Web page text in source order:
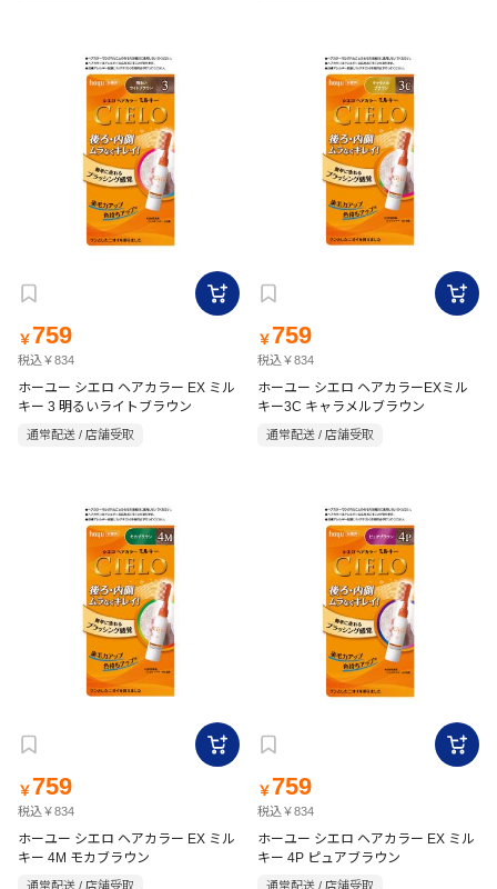
￥ 759
税込￥834
ホーユー シエロ ヘアカラー EX ミル
キー 3 明るいライトブラウン
通常配送 / 店舗受取
￥ 759
税込￥834
ホーユー シエロ ヘアカラーEXミル
キー3C キャラメルブラウン
通常配送 / 店舗受取
￥ 759
税込￥834
ホーユー シエロ ヘアカラー EX ミル
キー 4M モカブラウン
通常配送 / 店舗受取
￥ 759
税込￥834
ホーユー シエロ ヘアカラー EX ミル
キー 4P ピュアブラウン
通常配送 / 店舗受取